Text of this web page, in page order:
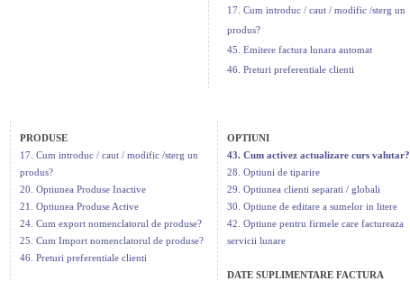
17. Cum introduc / caut / modific /sterg un
produs?
45. Emitere factura lunara automat
46. Preturi preferentiale clienti
PRODUSE
17. Cum introduc / caut / modific /sterg un
produs?
20. Optiunea Produse Inactive
21. Optiunea Produse Active
24. Cum export nomenclatorul de produse?
25. Cum Import nomenclatorul de produse?
46. Preturi preferentiale clienti
OPTIUNI
43. Cum activez actualizare curs valutar?
28. Optiuni de tiparire
29. Optiunea clienti separati / globali
30. Optiune de editare a sumelor in litere
42. Optiune pentru firmele care factureaza
servicii lunare
DATE SUPLIMENTARE FACTURA